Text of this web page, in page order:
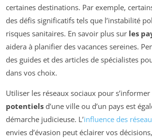
certaines destinations. Par exemple,
des défis significatifs tels que l’instabilité
risques sanitaires. En savoir plus sur les
aidera à planifier des vacances sereines.
des guides et des articles de spécialistes
dans vos choix.
Utiliser les réseaux sociaux pour s’informer
potentiels d’une ville ou d’un pays est
démarche judicieuse. L’influence des
envies d’évasion peut éclairer vos